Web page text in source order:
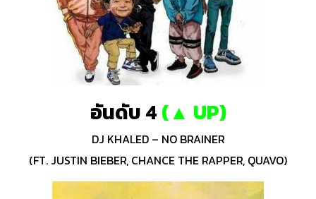
อันดับ 4(▲ UP)
DJ KHALED – NO BRAINER
(FT. JUSTIN BIEBER, CHANCE THE RAPPER, QUAVO)